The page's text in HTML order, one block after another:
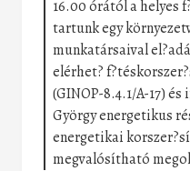
16.00 órától a helyes
tartunk egy
munkatársaival
elérhet?
(GINOP-8.4.1/A-17)
György energetikus
energetikai
megvalósítható